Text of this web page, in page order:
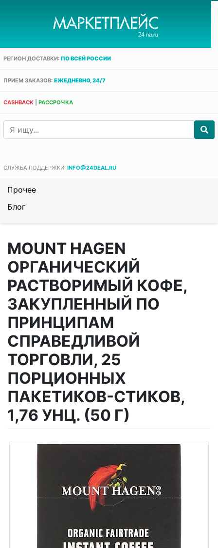
РЕГИОН ДОСТАВКИ: ПО ВСЕЙ РОССИИ
ПРИЕМ ЗАКАЗОВ: ЕЖЕДНЕВНО, 24/7
CASHBACK РАССРОЧКА
СЛУЖБА ПОДДЕРЖКИ: INFO@24DEAL.RU
Прочее
Блог
MOUNT HAGEN
ОРГАНИЧЕСКИЙ
РАСТВОРИМЫЙ КОФЕ,
ЗАКУПЛЕННЫЙ ПО
ПРИНЦИПАМ
СПРАВЕДЛИВОЙ
ТОРГОВЛИ, 25
ПОРЦИОННЫХ
ПАКЕТИКОВ-СТИКОВ,
1,76 УНЦ. (50 Г)